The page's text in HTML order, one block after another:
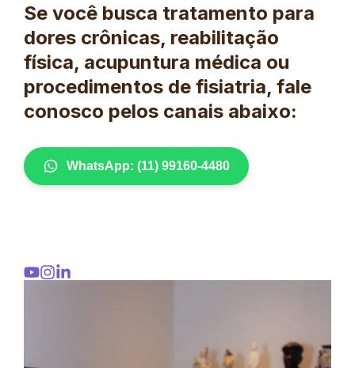
Se você busca tratamento para
dores crônicas, reabilitação
física, acupuntura médica ou
procedimentos de fisiatria, fale
conosco pelos canais abaixo:
WhatsApp: (11) 99160-4480